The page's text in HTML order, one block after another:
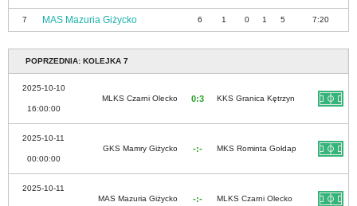
7 MAS Mazuria Giżycko 6 1 0 1 5 7:20
POPRZEDNIA: KOLEJKA 7
2025-10-10
16:00:00
MLKS Czarni Olecko 0:3 KKS Granica Kętrzyn
2025-10-11
00:00:00
GKS Mamry Giżycko -:- MKS Rominta Gołdap
2025-10-11
MAS Mazuria Giżycko -:- MLKS Czarni Olecko